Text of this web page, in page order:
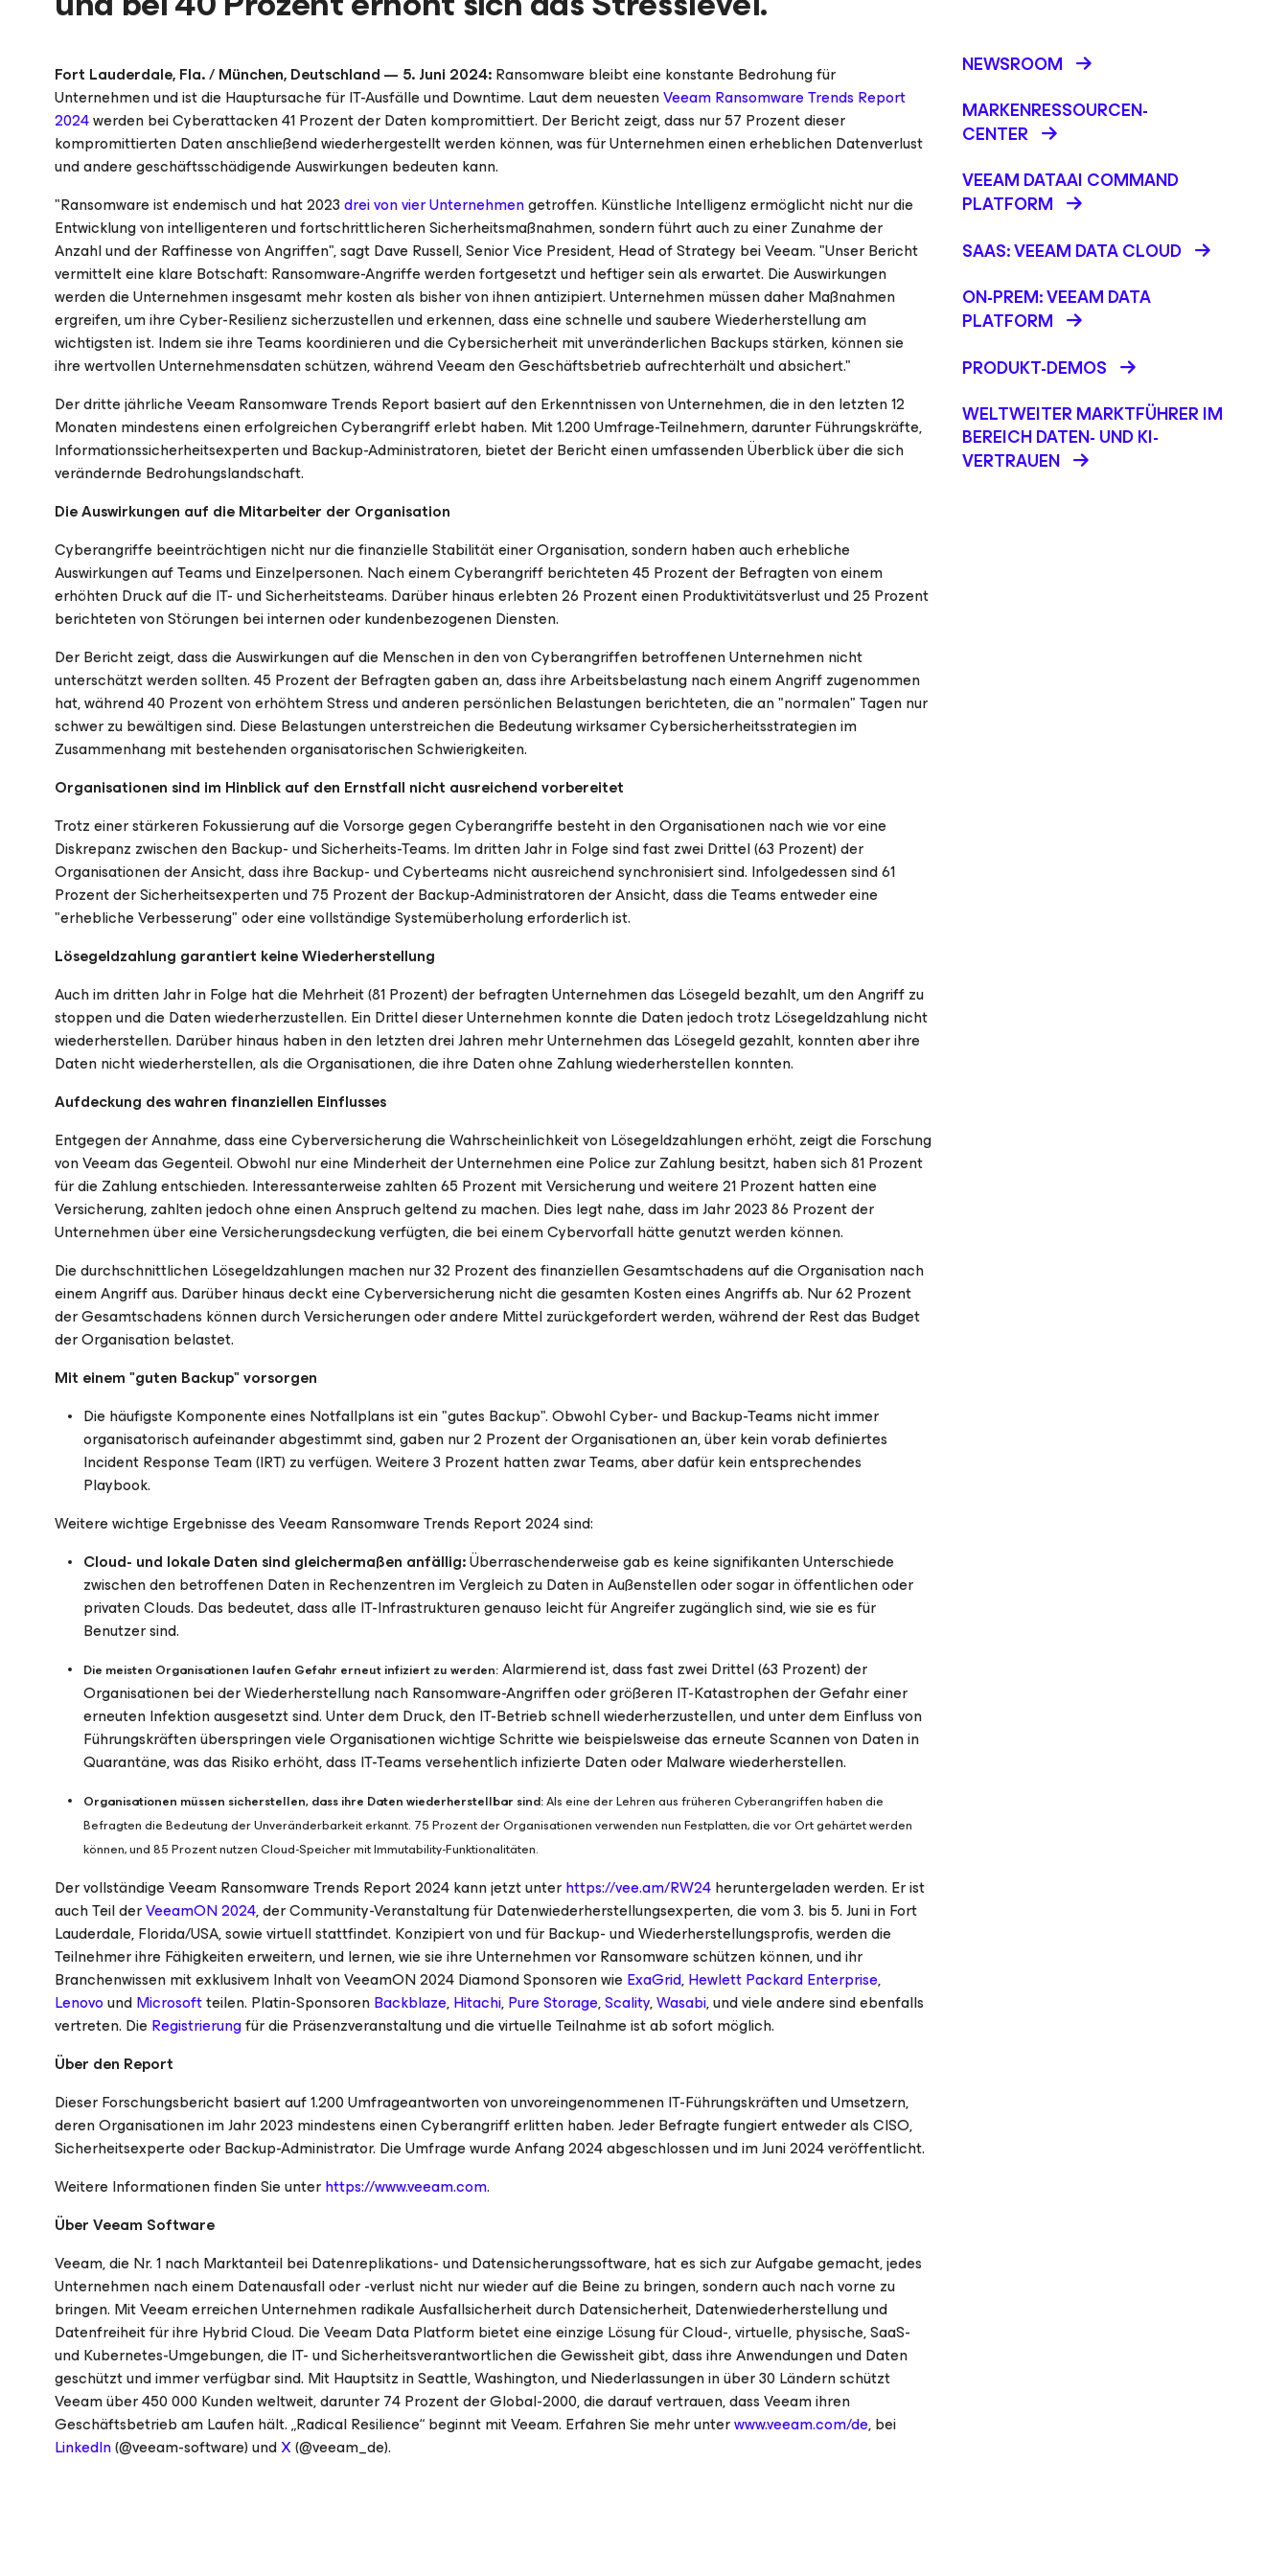
Fort Lauderdale, Fla. / München, Deutschland — 5. Juni 2024:Ransomware bleibt eine konstante Bedrohung für
Unternehmen und ist die Hauptursache für IT-Ausfälle und Downtime. Laut dem neuestenVeeam Ransomware Trends Report
2024werden bei Cyberattacken 41 Prozent der Daten kompromittiert. Der Bericht zeigt, dass nur 57 Prozent dieser
kompromittierten Daten anschließend wiederhergestellt werden können, was für Unternehmen einen erheblichen Datenverlust
und andere geschäftsschädigende Auswirkungen bedeuten kann.
"Ransomware ist endemisch und hat 2023drei von vier Unternehmengetroffen. Künstliche Intelligenz ermöglicht nicht nur die
Entwicklung von intelligenteren und fortschrittlicheren Sicherheitsmaßnahmen, sondern führt auch zu einer Zunahme der
Anzahl und der Raffinesse von Angriffen", sagt Dave Russell, Senior Vice President, Head of Strategy bei Veeam. "Unser Bericht
vermittelt eine klare Botschaft: Ransomware-Angriffe werden fortgesetzt und heftiger sein als erwartet. Die Auswirkungen
werden die Unternehmen insgesamt mehr kosten als bisher von ihnen antizipiert. Unternehmen müssen daher Maßnahmen
ergreifen, um ihre Cyber-Resilienz sicherzustellen und erkennen, dass eine schnelle und saubere Wiederherstellung am
wichtigsten ist. Indem sie ihre Teams koordinieren und die Cybersicherheit mit unveränderlichen Backups stärken, können sie
ihre wertvollen Unternehmensdaten schützen, während Veeam den Geschäftsbetrieb aufrechterhält und absichert."
Der dritte jährliche Veeam Ransomware Trends Report basiert auf den Erkenntnissen von Unternehmen, die in den letzten 12
Monaten mindestens einen erfolgreichen Cyberangriff erlebt haben. Mit 1.200 Umfrage-Teilnehmern, darunter Führungskräfte,
Informationssicherheitsexperten und Backup-Administratoren, bietet der Bericht einen umfassenden Überblick über die sich
verändernde Bedrohungslandschaft.
Die Auswirkungen auf die Mitarbeiter der Organisation
Cyberangriffe beeinträchtigen nicht nur die finanzielle Stabilität einer Organisation, sondern haben auch erhebliche
Auswirkungen auf Teams und Einzelpersonen. Nach einem Cyberangriff berichteten 45 Prozent der Befragten von einem
erhöhten Druck auf die IT- und Sicherheitsteams. Darüber hinaus erlebten 26 Prozent einen Produktivitätsverlust und 25 Prozent
berichteten von Störungen bei internen oder kundenbezogenen Diensten.
Der Bericht zeigt, dass die Auswirkungen auf die Menschen in den von Cyberangriffen betroffenen Unternehmen nicht
unterschätzt werden sollten. 45 Prozent der Befragten gaben an, dass ihre Arbeitsbelastung nach einem Angriff zugenommen
hat, während 40 Prozent von erhöhtem Stress und anderen persönlichen Belastungen berichteten, die an "normalen" Tagen nur
schwer zu bewältigen sind. Diese Belastungen unterstreichen die Bedeutung wirksamer Cybersicherheitsstrategien im
Zusammenhang mit bestehenden organisatorischen Schwierigkeiten.
Organisationen sind im Hinblick auf den Ernstfall nicht ausreichend vorbereitet
Trotz einer stärkeren Fokussierung auf die Vorsorge gegen Cyberangriffe besteht in den Organisationen nach wie vor eine
Diskrepanz zwischen den Backup- und Sicherheits-Teams. Im dritten Jahr in Folge sind fast zwei Drittel (63 Prozent) der
Organisationen der Ansicht, dass ihre Backup- und Cyberteams nicht ausreichend synchronisiert sind. Infolgedessen sind 61
Prozent der Sicherheitsexperten und 75 Prozent der Backup-Administratoren der Ansicht, dass die Teams entweder eine
"erhebliche Verbesserung" oder eine vollständige Systemüberholung erforderlich ist.
Lösegeldzahlung garantiert keine Wiederherstellung
Auch im dritten Jahr in Folge hat die Mehrheit (81 Prozent) der befragten Unternehmen das Lösegeld bezahlt, um den Angriff zu
stoppen und die Daten wiederherzustellen. Ein Drittel dieser Unternehmen konnte die Daten jedoch trotz Lösegeldzahlung nicht
wiederherstellen. Darüber hinaus haben in den letzten drei Jahren mehr Unternehmen das Lösegeld gezahlt, konnten aber ihre
Daten nicht wiederherstellen, als die Organisationen, die ihre Daten ohne Zahlung wiederherstellen konnten.
Aufdeckung des wahren finanziellen Einflusses
Entgegen der Annahme, dass eine Cyberversicherung die Wahrscheinlichkeit von Lösegeldzahlungen erhöht, zeigt die Forschung
von Veeam das Gegenteil. Obwohl nur eine Minderheit der Unternehmen eine Police zur Zahlung besitzt, haben sich 81 Prozent
für die Zahlung entschieden. Interessanterweise zahlten 65 Prozent mit Versicherung und weitere 21 Prozent hatten eine
Versicherung, zahlten jedoch ohne einen Anspruch geltend zu machen. Dies legt nahe, dass im Jahr 2023 86 Prozent der
Unternehmen über eine Versicherungsdeckung verfügten, die bei einem Cybervorfall hätte genutzt werden können.
Die durchschnittlichen Lösegeldzahlungen machen nur 32 Prozent des finanziellen Gesamtschadens auf die Organisation nach
einem Angriff aus. Darüber hinaus deckt eine Cyberversicherung nicht die gesamten Kosten eines Angriffs ab. Nur 62 Prozent
der Gesamtschadens können durch Versicherungen oder andere Mittel zurückgefordert werden, während der Rest das Budget
der Organisation belastet.
Mit einem "guten Backup" vorsorgen
Die häufigste Komponente eines Notfallplans ist ein "gutes Backup". Obwohl Cyber- und Backup-Teams nicht immer
organisatorisch aufeinander abgestimmt sind, gaben nur 2 Prozent der Organisationen an, über kein vorab definiertes
Incident Response Team (IRT) zu verfügen. Weitere 3 Prozent hatten zwar Teams, aber dafür kein entsprechendes
Playbook.
Weitere wichtige Ergebnisse des Veeam Ransomware Trends Report 2024 sind:
Cloud- und lokale Daten sind gleichermaßen anfällig:Überraschenderweise gab es keine signifikanten Unterschiede
zwischen den betroffenen Daten in Rechenzentren im Vergleich zu Daten in Außenstellen oder sogar in öffentlichen oder
privaten Clouds. Das bedeutet, dass alle IT-Infrastrukturen genauso leicht für Angreifer zugänglich sind, wie sie es für
Benutzer sind.
Die meisten Organisationen laufen Gefahr erneut infiziert zu werden:Alarmierend ist, dass fast zwei Drittel (63 Prozent) der
Organisationen bei der Wiederherstellung nach Ransomware-Angriffen oder größeren IT-Katastrophen der Gefahr einer
erneuten Infektion ausgesetzt sind. Unter dem Druck, den IT-Betrieb schnell wiederherzustellen, und unter dem Einfluss von
Führungskräften überspringen viele Organisationen wichtige Schritte wie beispielsweise das erneute Scannen von Daten in
Quarantäne, was das Risiko erhöht, dass IT-Teams versehentlich infizierte Daten oder Malware wiederherstellen.
Organisationen müssen sicherstellen, dass ihre Daten wiederherstellbar sind:Als eine der Lehren aus früheren Cyberangriffen haben die
Befragten die Bedeutung der Unveränderbarkeit erkannt. 75 Prozent der Organisationen verwenden nun Festplatten, die vor Ort gehärtet werden
können, und 85 Prozent nutzen Cloud-Speicher mit Immutability-Funktionalitäten.
Der vollständige Veeam Ransomware Trends Report 2024 kann jetzt unterhttps://vee.am/RW24heruntergeladen werden. Er ist
auch Teil derVeeamON 2024, der Community-Veranstaltung für Datenwiederherstellungsexperten, die vom 3. bis 5. Juni in Fort
Lauderdale, Florida/USA, sowie virtuell stattfindet. Konzipiert von und für Backup- und Wiederherstellungsprofis, werden die
Teilnehmer ihre Fähigkeiten erweitern, und lernen, wie sie ihre Unternehmen vor Ransomware schützen können, und ihr
Branchenwissen mit exklusivem Inhalt von VeeamON 2024 Diamond Sponsoren wie ExaGrid,Hewlett Packard Enterprise,
LenovoundMicrosoftteilen. Platin-SponsorenBackblaze,Hitachi,Pure Storage,Scality,Wasabi, und viele andere sind ebenfalls
vertreten. Die Registrierungfür die Präsenzveranstaltung und die virtuelle Teilnahme ist ab sofort möglich.
Über den Report
Dieser Forschungsbericht basiert auf 1.200 Umfrageantworten von unvoreingenommenen IT-Führungskräften und Umsetzern,
deren Organisationen im Jahr 2023 mindestens einen Cyberangriff erlitten haben. Jeder Befragte fungiert entweder als CISO,
Sicherheitsexperte oder Backup-Administrator. Die Umfrage wurde Anfang 2024 abgeschlossen und im Juni 2024 veröffentlicht.
Weitere Informationen finden Sie unterhttps://www.veeam.com.
Über Veeam Software
Veeam, die Nr. 1 nach Marktanteil bei Datenreplikations- und Datensicherungssoftware, hat es sich zur Aufgabe gemacht, jedes
Unternehmen nach einem Datenausfall oder -verlust nicht nur wieder auf die Beine zu bringen, sondern auch nach vorne zu
bringen. Mit Veeam erreichen Unternehmen radikale Ausfallsicherheit durch Datensicherheit, Datenwiederherstellung und
Datenfreiheit für ihre Hybrid Cloud. Die Veeam Data Platform bietet eine einzige Lösung für Cloud-, virtuelle, physische, SaaS-
und Kubernetes-Umgebungen, die IT- und Sicherheitsverantwortlichen die Gewissheit gibt, dass ihre Anwendungen und Daten
geschützt und immer verfügbar sind. Mit Hauptsitz in Seattle, Washington, und Niederlassungen in über 30 Ländern schützt
Veeam über 450 000 Kunden weltweit, darunter 74 Prozent der Global-2000, die darauf vertrauen, dass Veeam ihren
Geschäftsbetrieb am Laufen hält. „Radical Resilience“ beginnt mit Veeam. Erfahren Sie mehr unterwww.veeam.com/de, bei
LinkedIn(@veeam-software) undX(@veeam_de).
NEWSROOM
MARKENRESSOURCEN-
CENTER
VEEAM DATAAI COMMAND
PLATFORM
SAAS: VEEAM DATA CLOUD
ON-PREM: VEEAM DATA
PLATFORM
PRODUKT-DEMOS
WELTWEITER MARKTFÜHRER IM
BEREICH DATEN- UND KI-
VERTRAUEN